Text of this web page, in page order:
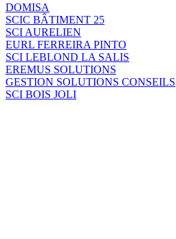
DOMISA
SCIC BÂTIMENT 25
SCI AURELIEN
EURL FERREIRA PINTO
SCI LEBLOND LA SALIS
EREMUS SOLUTIONS
GESTION SOLUTIONS CONSEILS
SCI BOIS JOLI